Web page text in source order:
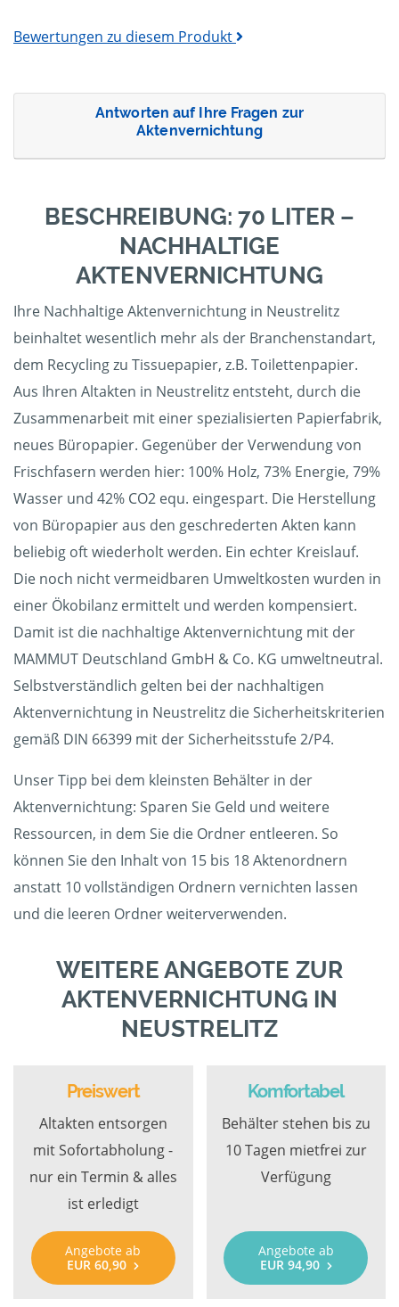
Bewertungen zu diesem Produkt
Antworten auf Ihre Fragen zur
Aktenvernichtung
BESCHREIBUNG: 70 LITER –
NACHHALTIGE
AKTENVERNICHTUNG
Ihre Nachhaltige Aktenvernichtung in Neustrelitz
beinhaltet wesentlich mehr als der Branchenstandart,
dem Recycling zu Tissuepapier, z.B. Toilettenpapier.
Aus Ihren Altakten in Neustrelitz entsteht, durch die
Zusammenarbeit mit einer spezialisierten Papierfabrik,
neues Büropapier. Gegenüber der Verwendung von
Frischfasern werden hier: 100% Holz, 73% Energie, 79%
Wasser und 42% CO2 equ. eingespart. Die Herstellung
von Büropapier aus den geschrederten Akten kann
beliebig oft wiederholt werden. Ein echter Kreislauf.
Die noch nicht vermeidbaren Umweltkosten wurden in
einer Ökobilanz ermittelt und werden kompensiert.
Damit ist die nachhaltige Aktenvernichtung mit der
MAMMUT Deutschland GmbH & Co. KG umweltneutral.
Selbstverständlich gelten bei der nachhaltigen
Aktenvernichtung in Neustrelitz die Sicherheitskriterien
gemäß DIN 66399 mit der Sicherheitsstufe 2/P4.
Unser Tipp bei dem kleinsten Behälter in der
Aktenvernichtung: Sparen Sie Geld und weitere
Ressourcen, in dem Sie die Ordner entleeren. So
können Sie den Inhalt von 15 bis 18 Aktenordnern
anstatt 10 vollständigen Ordnern vernichten lassen
und die leeren Ordner weiterverwenden.
WEITERE ANGEBOTE ZUR
AKTENVERNICHTUNG IN
NEUSTRELITZ
Preiswert
Altakten entsorgen
mit Sofortabholung -
nur ein Termin & alles
ist erledigt
Angebote ab
EUR 60,90
Komfortabel
Behälter stehen bis zu
10 Tagen mietfrei zur
Verfügung
Angebote ab
EUR 94,90